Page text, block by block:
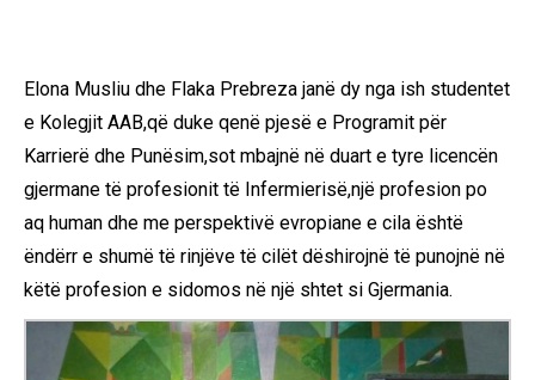
Elona Musliu dhe Flaka Prebreza janë dy nga ish studentet
e Kolegjit AAB,që duke qenë pjesë e Programit për
Karrierë dhe Punësim,sot mbajnë në duart e tyre licencën
gjermane të profesionit të Infermierisë,një profesion po
aq human dhe me perspektivë evropiane e cila është
ëndërr e shumë të rinjëve të cilët dëshirojnë të punojnë në
këtë profesion e sidomos në një shtet si Gjermania.